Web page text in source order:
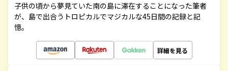
子供の頃から夢見ていた南の島に滞在することになった筆者
が、島で出合うトロピカルでマジカルな45日間の記録と記
憶。
詳細を見る